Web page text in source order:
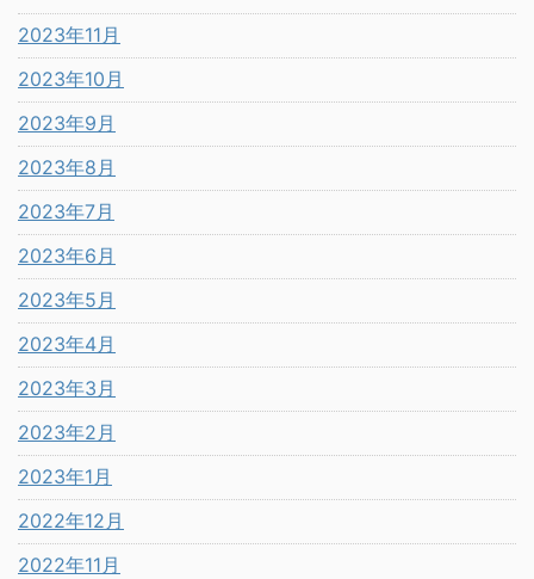
2023年11月
2023年10月
2023年9月
2023年8月
2023年7月
2023年6月
2023年5月
2023年4月
2023年3月
2023年2月
2023年1月
2022年12月
2022年11月